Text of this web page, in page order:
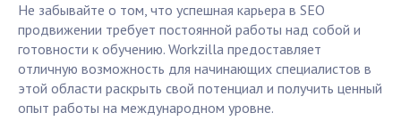
Не забывайте о том, что успешная карьера в SEO
продвижении требует постоянной работы над собой и
готовности к обучению. Workzilla предоставляет
отличную возможность для начинающих специалистов в
этой области раскрыть свой потенциал и получить ценный
опыт работы на международном уровне.